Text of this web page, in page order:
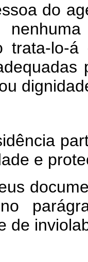
do
trata-lo-
e
de